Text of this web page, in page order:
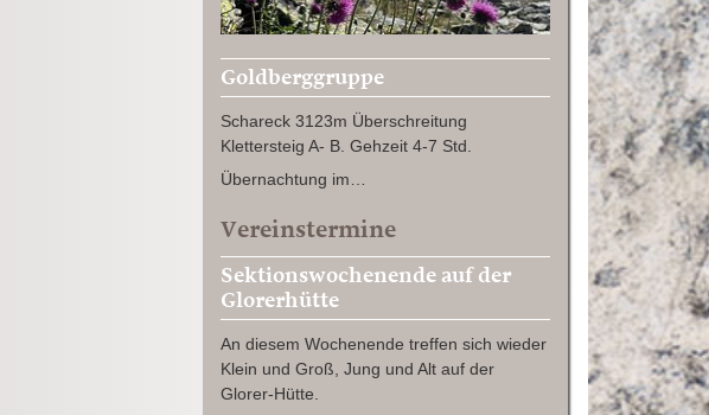
Goldberggruppe
Schareck 3123m Überschreitung
Klettersteig A- B. Gehzeit 4-7 Std.
Übernachtung im…
Vereinstermine
Sektionswochenende auf der
Glorerhütte
An diesem Wochenende treffen sich wieder
Klein und Groß, Jung und Alt auf der
Glorer-Hütte.